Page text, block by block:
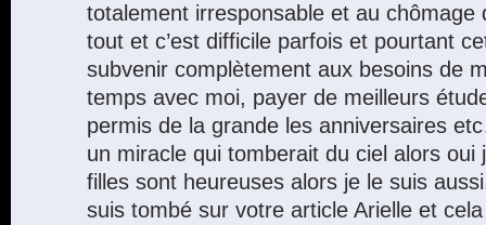
totalement irresponsable et au chômage
tout et c’est difficile parfois et pourtant
subvenir complètement aux besoins de
temps avec moi, payer de meilleurs
permis de la grande les anniversaires
un miracle qui tomberait du ciel alors oui
filles sont heureuses alors je le suis
suis tombé sur votre article Arielle et cela